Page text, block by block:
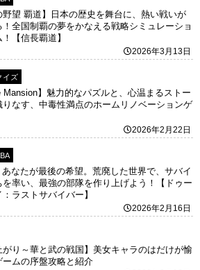
野望 覇道】日本の歴史を舞台に、熱い戦いが
！全国制覇の夢をかなえる戦略シミュレーショ
【信長覇道】
2026年3月13日
イズ
Mansion】魅力的なパズルと、心温まるストー
りなす、中毒性満点のホームリノベーションゲ
2026年2月22日
あなたが最後の希望。荒廃した世界で、サバイ
を率い、最強の部隊を作り上げよう！【ドゥー
ラストサバイバー】
2026年2月16日
がり～華と武の戦国】美女キャラのはだけが愉
ームの序盤攻略と紹介